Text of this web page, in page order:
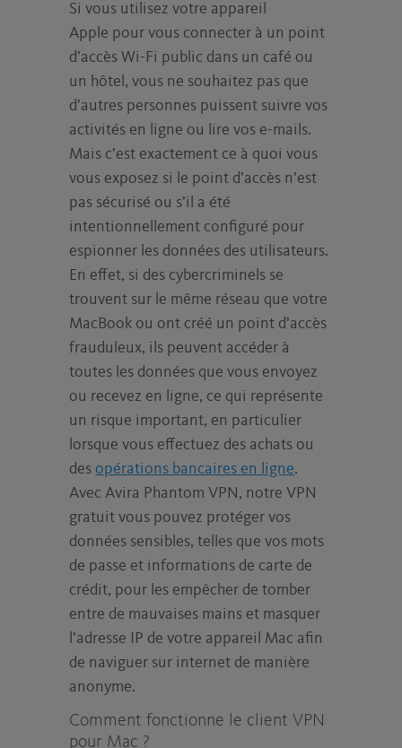
Si vous utilisez votre appareil
Apple pour vous connecter à un point
d’accès Wi-Fi public dans un café ou
un hôtel, vous ne souhaitez pas que
d’autres personnes puissent suivre vos
activités en ligne ou lire vos e-mails.
Mais c’est exactement ce à quoi vous
vous exposez si le point d’accès n’est
pas sécurisé ou s’il a été
intentionnellement configuré pour
espionner les données des utilisateurs.
En effet, si des cybercriminels se
trouvent sur le même réseau que votre
MacBook ou ont créé un point d’accès
frauduleux, ils peuvent accéder à
toutes les données que vous envoyez
ou recevez en ligne, ce qui représente
un risque important, en particulier
lorsque vous effectuez des achats ou
desopérations bancaires en ligne.
Avec Avira Phantom VPN, notre VPN
gratuit vous pouvez protéger vos
données sensibles, telles que vos mots
de passe et informations de carte de
crédit, pour les empêcher de tomber
entre de mauvaises mains et masquer
l’adresse IP de votre appareil Mac afin
de naviguer sur internet de manière
anonyme.
Comment fonctionne le client VPN
pour Mac ?